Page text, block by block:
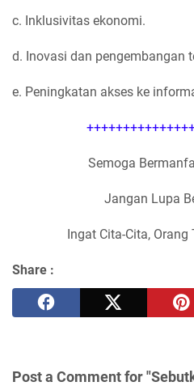
c. Inklusivitas ekonomi.
d. Inovasi dan pengembangan
e. Peningkatan akses ke
Semoga
Jangan Lupa
Ingat Cita-Cita, Orang
Share :
Post a Comment for